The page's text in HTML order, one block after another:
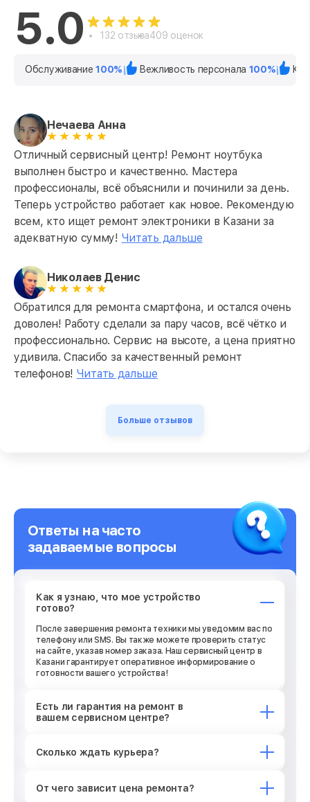
5.0 132 отзыва409 оценок
Обслуживание100% Вежливость персонала 100%
Нечаева Анна
Отличный сервисный центр! Ремонт ноутбука
выполнен быстро и качественно. Мастера
профессионалы, всё объяснили и починили за день.
Теперь устройство работает как новое. Рекомендую
всем, кто ищет ремонт электроники в Казани за
адекватную сумму! Читать дальше
Николаев Денис
Обратился для ремонта смартфона, и остался очень
доволен! Работу сделали за пару часов, всё чётко и
профессионально. Сервис на высоте, а цена приятно
удивила. Спасибо за качественный ремонт
телефонов! Читать дальше
Больше отзывов
Ответы на часто
задаваемые вопросы
Как я узнаю, что мое устройство
готово?
После завершения ремонта техники мы уведомим вас по
телефону или SMS. Вы также можете проверить статус
на сайте, указав номер заказа. Наш сервисный центр в
Казани гарантирует оперативное информирование о
готовности вашего устройства!
Есть ли гарантия на ремонт в
вашем сервисном центре?
Сколько ждать курьера?
От чего зависит цена ремонта?